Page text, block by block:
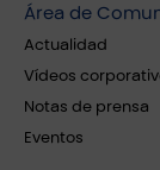
Área de
Actualidad
Vídeos
Notas de prensa
Eventos